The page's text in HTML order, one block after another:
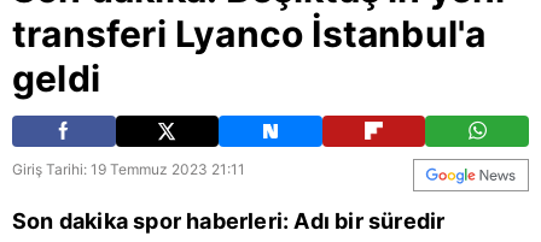
transferi Lyanco İstanbul'a
geldi
Giriş Tarihi: 19 Temmuz 2023 21:11
Son dakika spor haberleri: Adı bir süredir